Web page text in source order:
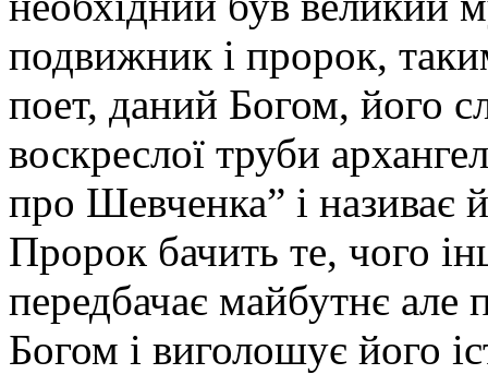
подвижник і пророк,
поет, даний Богом, його
воскреслої труби
про Шевченка” і називає
Пророк бачить те, чого
передбачає майбутнє але
Богом і виголошує його